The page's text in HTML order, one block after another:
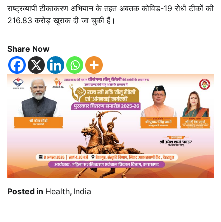
राष्ट्रव्यापी टीकाकरण अभियान के तहत अबतक कोविड-19 रोधी टीकों की
216.83 करोड़ खुराक दी जा चुकी हैं।
Share Now
Posted in Health, India